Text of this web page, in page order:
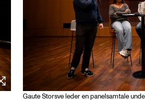
Gaute Storsve leder en panelsamtale